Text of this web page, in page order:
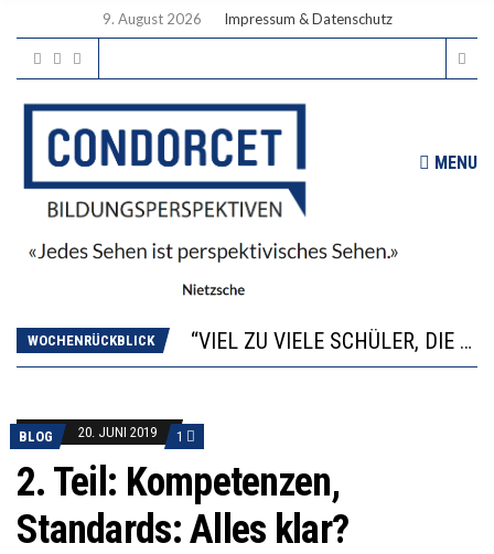
9. August 2026 Impressum & Datenschutz
MENU
WOCHENRÜCKBLICK
DIE GANZE HILFLOSIGKEIT DES BILDUNGSBÜRGERTUMS
WORAUS WÄCHST, WAS KINDER TRÄGT
BLOG 20. JUNI 2019 1
2. Teil: Kompetenzen,
Standards: Alles klar?